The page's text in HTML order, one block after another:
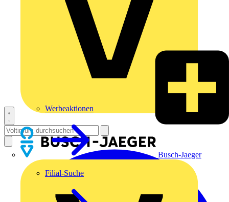
Busch-Jaeger
Werbeaktionen
Filial-Suche